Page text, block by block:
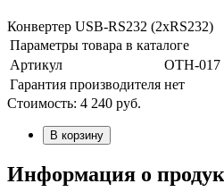
Конвертер USB-RS232 (2хRS232)
Параметры товара в каталоге
Артикул
OTH-017
Гарантия производителя нет
Стоимость: 4 240 руб.
В корзину
Информация о